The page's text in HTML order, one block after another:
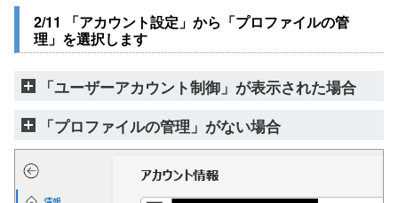
2/11 「アカウント設定」から「プロファイルの管
理」を選択します
「ユーザーアカウント制御」が表示された場合
「プロファイルの管理」がない場合